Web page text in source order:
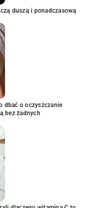
duszą i ponadczasową
dbać o oczyszczanie
bez żadnych